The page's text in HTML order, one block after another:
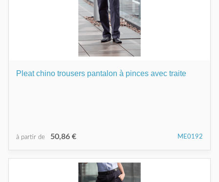
Pleat chino trousers pantalon à pinces avec traite
à partir de 50,86 € ME0192